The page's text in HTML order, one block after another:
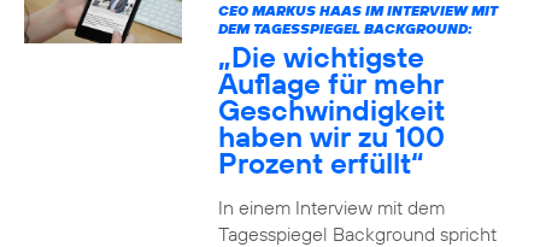
CEO MARKUS HAAS IM INTERVIEW MIT
DEM TAGESSPIEGEL BACKGROUND:
„Die wichtigste
Auflage für mehr
Geschwindigkeit
haben wir zu 100
Prozent erfüllt“
In einem Interview mit dem
Tagesspiegel Background spricht